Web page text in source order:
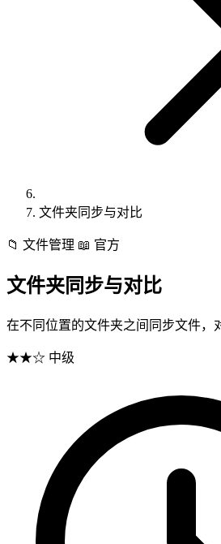
文件夹同步与对比
📁 文件管理 📖 官方
文件夹同步与对比
在不同位置的文件夹之间同步文件，
★★☆ 中级